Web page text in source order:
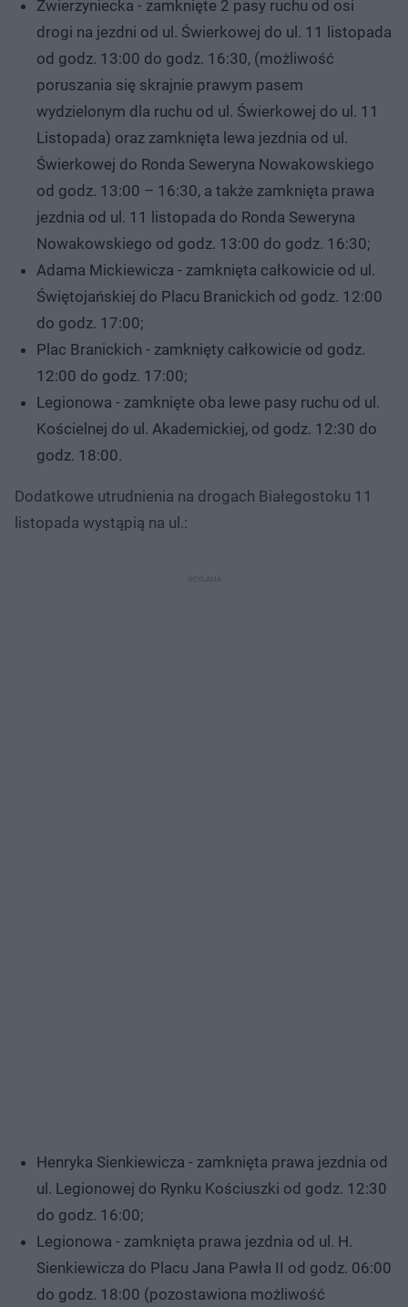
Zwierzyniecka - zamknięte 2 pasy ruchu od osi
drogi na jezdni od ul. Świerkowej do ul. 11 listopada
od godz. 13:00 do godz. 16:30, (możliwość
poruszania się skrajnie prawym pasem
wydzielonym dla ruchu od ul. Świerkowej do ul. 11
Listopada) oraz zamknięta lewa jezdnia od ul.
Świerkowej do Ronda Seweryna Nowakowskiego
od godz. 13:00 – 16:30, a także zamknięta prawa
jezdnia od ul. 11 listopada do Ronda Seweryna
Nowakowskiego od godz. 13:00 do godz. 16:30;
Adama Mickiewicza - zamknięta całkowicie od ul.
Świętojańskiej do Placu Branickich od godz. 12:00
do godz. 17:00;
Plac Branickich - zamknięty całkowicie od godz.
12:00 do godz. 17:00;
Legionowa - zamknięte oba lewe pasy ruchu od ul.
Kościelnej do ul. Akademickiej, od godz. 12:30 do
godz. 18:00.
Dodatkowe utrudnienia na drogach Białegostoku 11
listopada wystąpią na ul.:
Henryka Sienkiewicza - zamknięta prawa jezdnia od
ul. Legionowej do Rynku Kościuszki od godz. 12:30
do godz. 16:00;
Legionowa - zamknięta prawa jezdnia od ul. H.
Sienkiewicza do Placu Jana Pawła II od godz. 06:00
do godz. 18:00 (pozostawiona możliwość